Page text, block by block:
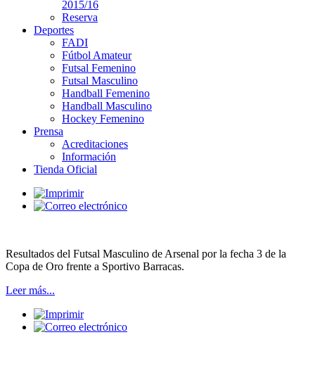
2015/16
Reserva
Deportes
FADI
Fútbol Amateur
Futsal Femenino
Futsal Masculino
Handball Femenino
Handball Masculino
Hockey Femenino
Prensa
Acreditaciones
Información
Tienda Oficial
Resultados del Futsal Masculino de Arsenal por la fecha 3 de la
Copa de Oro frente a Sportivo Barracas.
Leer más...